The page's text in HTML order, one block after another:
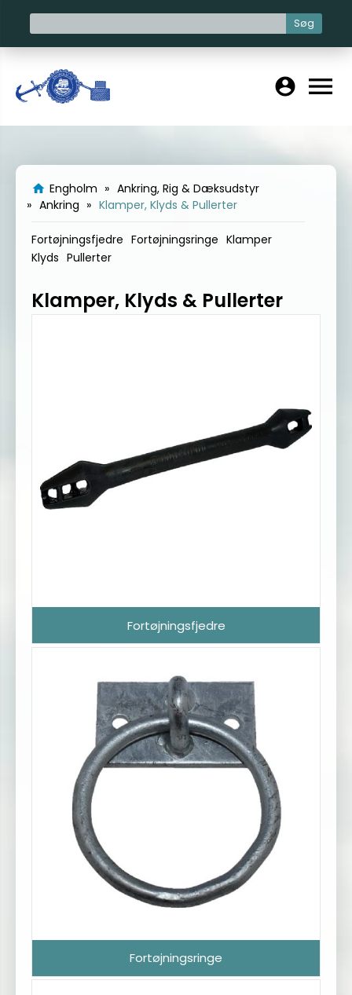
Søg
account_circle menu
home Engholm
Ankring, Rig & Dæksudstyr
Ankring
Klamper, Klyds & Pullerter
Fortøjningsfjedre Fortøjningsringe Klamper
Klyds Pullerter
Klamper, Klyds & Pullerter
Fortøjningsfjedre
Fortøjningsringe